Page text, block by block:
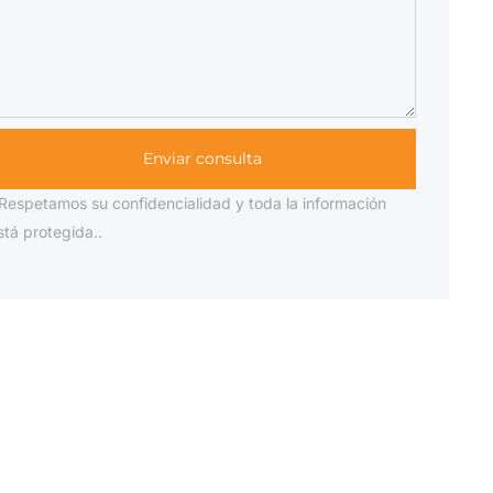
Enviar consulta
su confidencialidad y toda la información
protegida..